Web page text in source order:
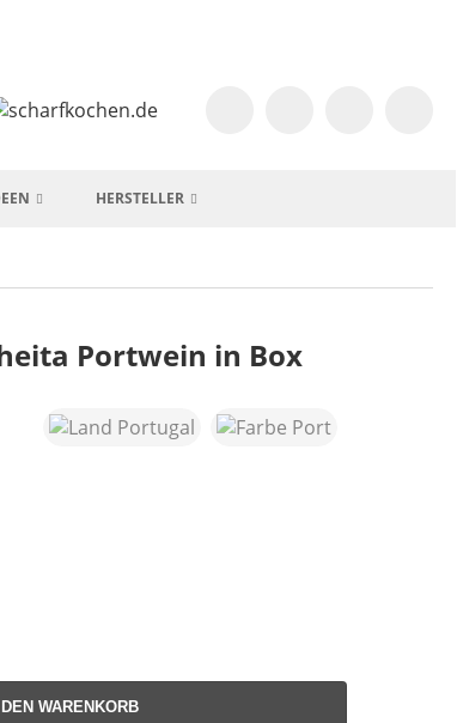
HERSTELLER
Portwein in Box
DEN WARENKORB